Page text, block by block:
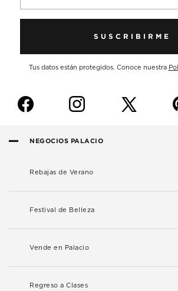
SUSCRIBIRME
Tus datos están protegidos. Conoce nuestra
f i
NEGOCIOS PALACIO
Rebajas de Verano
Festival de Belleza
Vende en Palacio
Regreso a Clases